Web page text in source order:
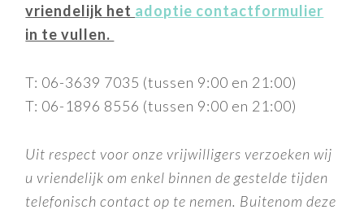
vriendelijk het adoptie contactformulier
in te vullen.
T: 06-3639 7035 (tussen 9:00 en 21:00)
T: 06-1896 8556 (tussen 9:00 en 21:00)
Uit respect voor onze vrijwilligers verzoeken wij
u vriendelijk om enkel binnen de gestelde tijden
telefonisch contact op te nemen. Buitenom deze